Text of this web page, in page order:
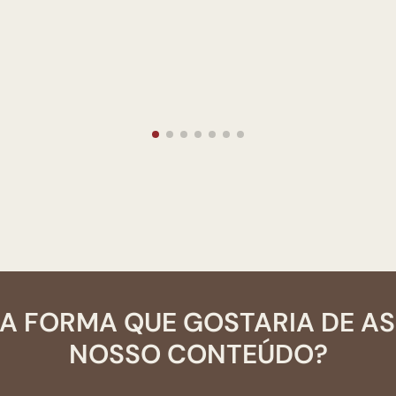
FORMA QUE GOSTARIA DE
NOSSO CONTEÚDO?